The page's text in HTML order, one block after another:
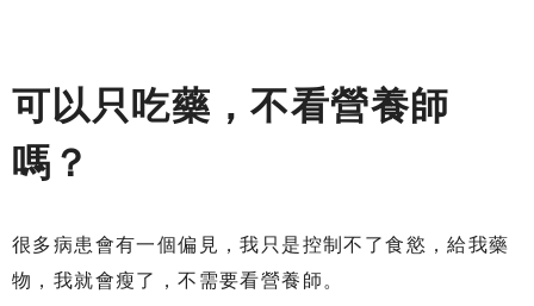
可以只吃藥，不看營養師
嗎？
很多病患會有一個偏見，我只是控制不了食慾，給我藥
物，我就會瘦了，不需要看營養師。